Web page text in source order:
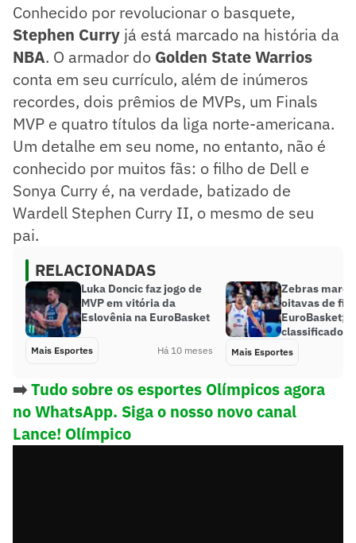
Conhecido por revolucionar o basquete,
Stephen Curry já está marcado na história da
NBA. O armador do Golden State Warrios
conta em seu currículo, além de inúmeros
recordes, dois prêmios de MVPs, um Finals
MVP e quatro títulos da liga norte-americana.
Um detalhe em seu nome, no entanto, não é
conhecido por muitos fãs: o filho de Dell e
Sonya Curry é, na verdade, batizado de
Wardell Stephen Curry II, o mesmo de seu
pai.
RELACIONADAS
Luka Doncic faz jogo de
MVP em vitória da
Eslovênia na EuroBasket
Mais Esportes Há 10 meses
Zebras
oitavas de
EuroBasket;
classificados
Mais Esportes
➡️Tudo sobre os esportes Olímpicos agora
no WhatsApp. Siga o nosso novo canal
Lance! Olímpico